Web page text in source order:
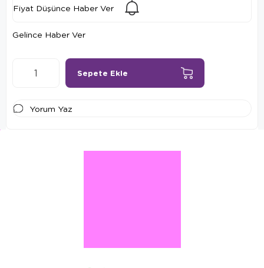
Fiyat Düşünce Haber Ver
Gelince Haber Ver
Yorum Yaz